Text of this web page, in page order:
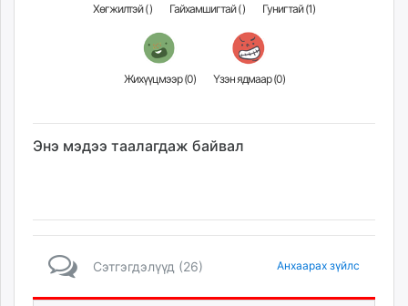
Хөгжилтэй () Гайхамшигтай () Гунигтай (1)
Жихүүцмээр (0) Үзэн ядмаар (0)
Энэ мэдээ таалагдаж байвал
Сэтгэгдэлүүд (26) Анхаарах зүйлс